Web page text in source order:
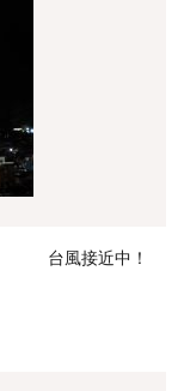
台風接近中！